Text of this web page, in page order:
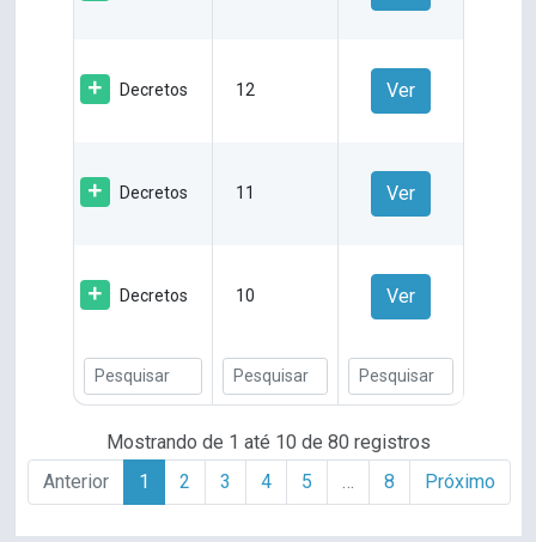
Decretos 12 Ver
Decretos 11 Ver
Decretos 10 Ver
Mostrando de 1 até 10 de 80 registros
Anterior
1 2 3 4 5 … 8 Próximo